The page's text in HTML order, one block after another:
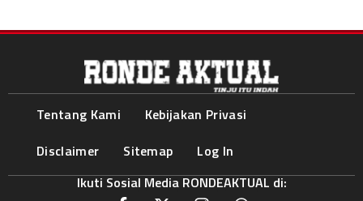
Tentang Kami
Kebijakan Privasi
Disclaimer
Sitemap
Log In
Ikuti Sosial Media RONDEAKTUAL di: